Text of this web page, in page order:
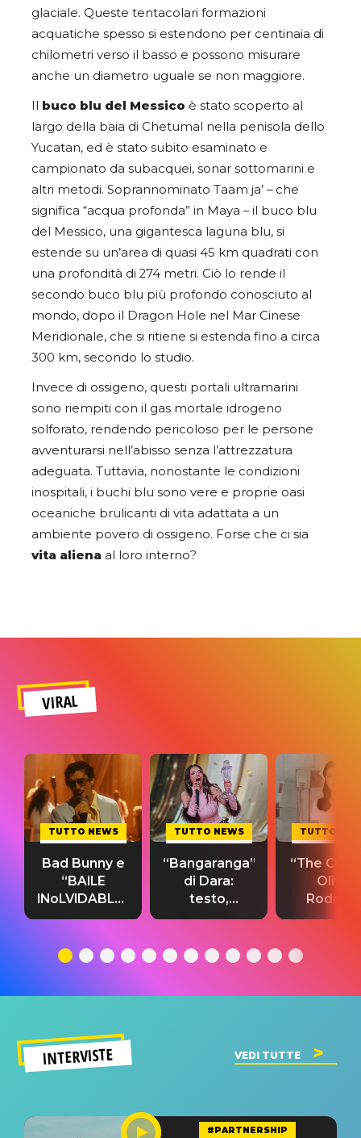
glaciale. Queste tentacolari formazioni
acquatiche spesso si estendono per centinaia di
chilometri verso il basso e possono misurare
anche un diametro uguale se non maggiore.
Il buco blu del Messico è stato scoperto al
largo della baia di Chetumal nella penisola dello
Yucatan, ed è stato subito esaminato e
campionato da subacquei, sonar sottomarini e
altri metodi. Soprannominato Taam ja’ – che
significa “acqua profonda” in Maya – il buco blu
del Messico, una gigantesca laguna blu, si
estende su un’area di quasi 45 km quadrati con
una profondità di 274 metri. Ciò lo rende il
secondo buco blu più profondo conosciuto al
mondo, dopo il Dragon Hole nel Mar Cinese
Meridionale, che si ritiene si estenda fino a circa
300 km, secondo lo studio.
Invece di ossigeno, questi portali ultramarini
sono riempiti con il gas mortale idrogeno
solforato, rendendo pericoloso per le persone
avventurarsi nell’abisso senza l’attrezzatura
adeguata. Tuttavia, nonostante le condizioni
inospitali, i buchi blu sono vere e proprie oasi
oceaniche brulicanti di vita adattata a un
ambiente povero di ossigeno. Forse che ci sia
vita aliena al loro interno?
VIRAL
TUTTO NEWS
Bad Bunny e
“BAILE
INoLVIDABLE”:
testo,
significato
TUTTO NEWS
“Bangaranga”
di Dara:
testo,
traduzione e
del singolo
TUTTO
“The
Olivia
testo,
INTERVISTE VEDI TUTTE
#PARTNERSHIP